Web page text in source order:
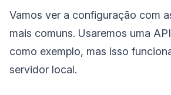
Vamos ver a configuração com
mais comuns. Usaremos uma
como exemplo, mas isso
servidor local.